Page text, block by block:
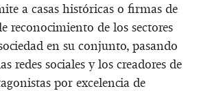
a casas históricas o firmas de
reconocimiento de los sectores
en su conjunto, pasando
redes sociales y los creadores de
por excelencia de